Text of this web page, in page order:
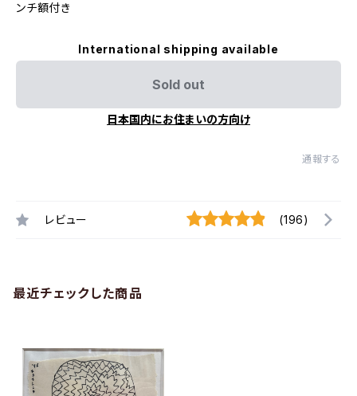
ンチ額付き
International shipping available
Sold out
日本国内にお住まいの方向け
通報する
レビュー (196)
最近チェックした商品